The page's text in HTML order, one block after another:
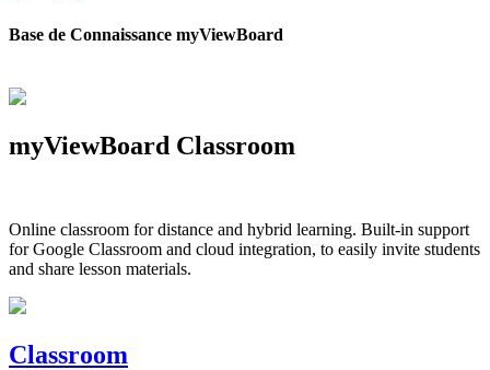
Base de Connaissance myViewBoard
myViewBoard Classroom
Online classroom for distance and hybrid learning. Built-in support
for Google Classroom and cloud integration, to easily invite students
and share lesson materials.
Classroom